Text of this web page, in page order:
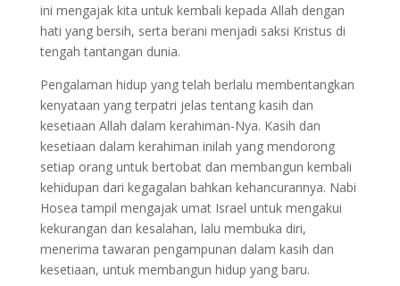
ini mengajak kita untuk kembali kepada Allah dengan
hati yang bersih, serta berani menjadi saksi Kristus di
tengah tantangan dunia.
Pengalaman hidup yang telah berlalu membentangkan
kenyataan yang terpatri jelas tentang kasih dan
kesetiaan Allah dalam kerahiman-Nya. Kasih dan
kesetiaan dalam kerahiman inilah yang mendorong
setiap orang untuk bertobat dan membangun kembali
kehidupan dari kegagalan bahkan kehancurannya. Nabi
Hosea tampil mengajak umat Israel untuk mengakui
kekurangan dan kesalahan, lalu membuka diri,
menerima tawaran pengampunan dalam kasih dan
kesetiaan, untuk membangun hidup yang baru.